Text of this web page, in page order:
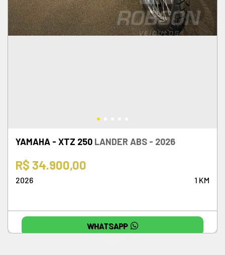
YAMAHA - XTZ 250 LANDER ABS - 2026
R$ 34.900,00
2026 1 KM
WHATSAPP